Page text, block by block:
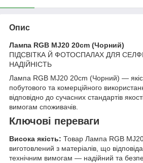
Опис
Лампа RGB MJ20 20cm (Чорний)
ПІДСВІТКА Й ФОТОСПАЛАХ ДЛЯ
НАДІЙНІСТЬ
Лампа RGB MJ20 20cm (Чорний) —
побутового та комерційного
відповідно до сучасних стандартів
вимогам споживачів.
Ключові переваги
Висока якість: Товар Лампа RGB
виготовлений з матеріалів, що
технічним вимогам — надійний та